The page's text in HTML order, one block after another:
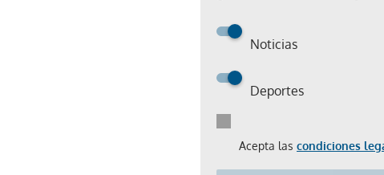
Noticias
Deportes
Acepta las condiciones